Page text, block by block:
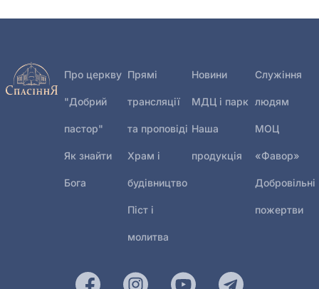
Про церкву
"Добрий
пастор"
Як знайти
Бога
Прямі
трансляції
та проповіді
Храм і
будівництво
Піст і
молитва
Новини
МДЦ і парк
Наша
продукція
Служіння
людям
МОЦ
«Фавор»
Добровільні
пожертви